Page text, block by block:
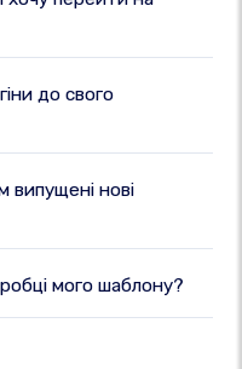
до свого
нові
мого шаблону?